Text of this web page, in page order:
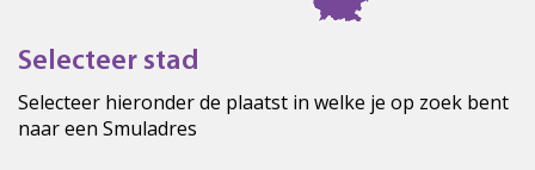
Selecteer stad
Selecteer hieronder de plaatst in welke je op zoek bent
naar een Smuladres